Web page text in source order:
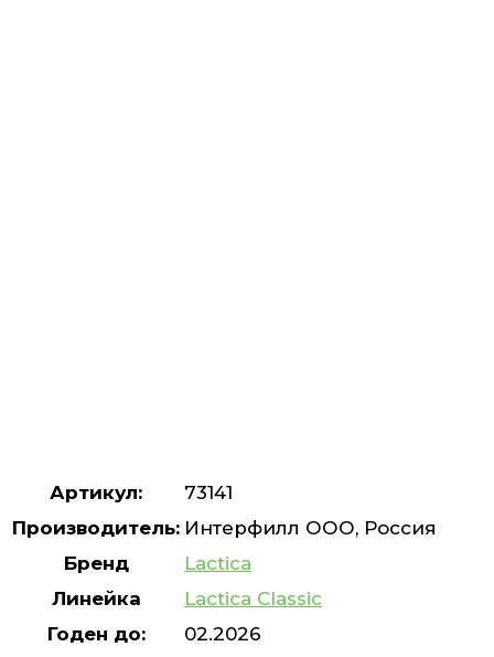
Артикул:
73141
Производитель: Интерфилл ООО, Россия
Бренд
Lactica
Линейка
Lactica Classic
Годен до:
02.2026